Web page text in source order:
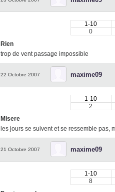
1-10
0
Rien
trop de vent passage impossible
22 Octobre 2007 maxime09
1-10
2
Misere
les jours se suivent et se ressemble
21 Octobre 2007 maxime09
1-10
8